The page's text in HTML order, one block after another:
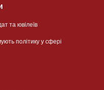
та ювілеїв
політику у сфері